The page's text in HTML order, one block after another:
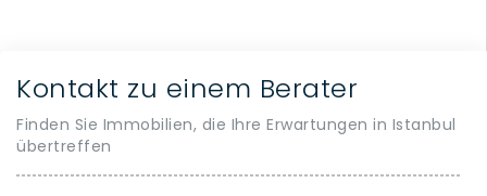
Kontakt zu einem Berater
Finden Sie Immobilien, die Ihre Erwartungen in Istanbul
übertreffen